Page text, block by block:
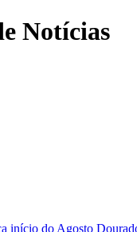
Notícias
início do Agosto